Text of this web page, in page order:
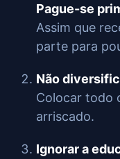
Pague-se
Assim que
parte para
Não
Colocar todo
arriscado.
Ignorar a